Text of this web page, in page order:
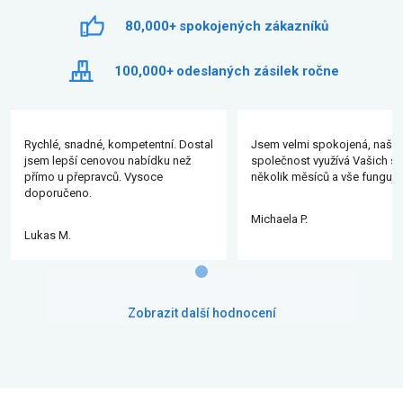
80,000+ spokojených zákazníků
100,000+ odeslaných zásilek ročne
Rychlé, snadné, kompetentní. Dostal
jsem lepší cenovou nabídku než
přímo u přepravců. Vysoce
doporučeno.
Lukas M.
Jsem velmi spokojená, naše
společnost využívá Vašich
několik měsíců a vše funguje.
Michaela P.
Zobrazit další hodnocení